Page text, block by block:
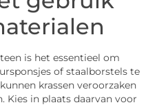
is het essentieel om
of staalborstels te
krassen veroorzaken
Kies in plaats daarvan voor